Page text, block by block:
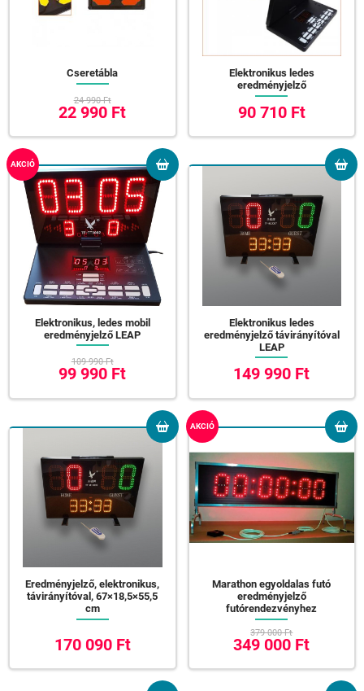
Cseretábla
24 990 Ft
22 990 Ft
Elektronikus ledes
eredményjelző
90 710 Ft
AKCIÓ
Elektronikus, ledes mobil
eredményjelző LEAP
109 990 Ft
99 990 Ft
Elektronikus ledes
eredményjelző távirányítóval
LEAP
149 990 Ft
Eredményjelző, elektronikus,
távirányítóval, 67×18,5×55,5
cm
170 090 Ft
AKCIÓ
Marathon egyoldalas futó
eredményjelző
futórendezvényhez
379 000 Ft
349 000 Ft